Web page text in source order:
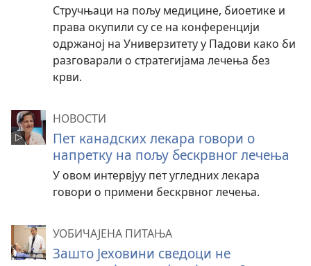
Стручњаци на пољу медицине, биоетике и
права окупили су се на конференцији
одржаној на Универзитету у Падови како би
разговарали о стратегијама лечења без
крви.
НОВОСТИ
Пет канадских лекара говори о
напретку на пољу бескрвног лечења
У овом интервјуу пет угледних лекара
говори о примени бескрвног лечења.
УОБИЧАЈЕНА ПИТАЊА
Зашто Јеховини сведоци не